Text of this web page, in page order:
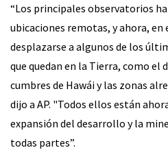
“Los principales observatorios
ubicaciones remotas, y ahora, en
desplazarse a algunos de los
que quedan en la Tierra, como el
cumbres de Hawái y las zonas
dijo a AP. "Todos ellos están
expansión del desarrollo y la
todas partes”.